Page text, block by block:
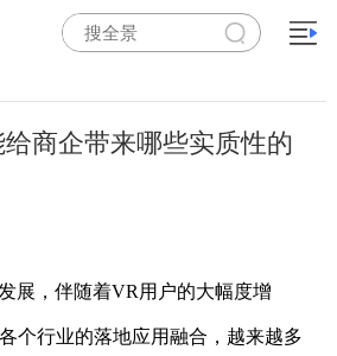
商企带来哪些实质性的
展，伴随着VR用户的大幅度增
个行业的落地应用融合，越来越多